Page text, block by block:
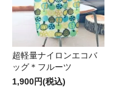
超軽量ナイロンエコバ
ッグ＊フルーツ
1,900円(税込)